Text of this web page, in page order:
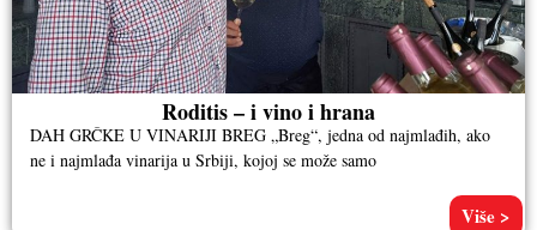
Roditis – i vino i hrana
DAH GRČKE U VINARIJI BREG „Breg“, jedna od najmlađih, ako
ne i najmlađa vinarija u Srbiji, kojoj se može samo
Više >